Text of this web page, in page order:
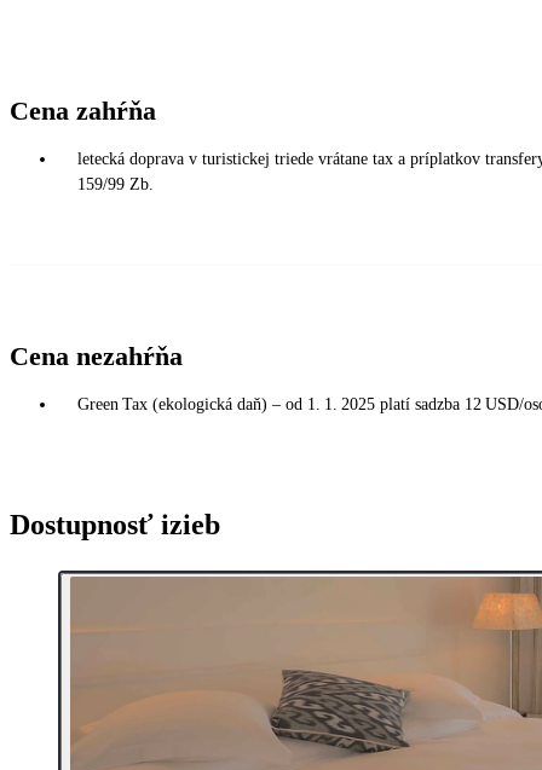
Cena zahŕňa
letecká doprava v turistickej triede vrátane tax a príplatkov
159/99 Zb.
Cena nezahŕňa
Green Tax (ekologická daň) – od 1. 1. 2025 platí sadzba 12 USD/
Dostupnosť izieb